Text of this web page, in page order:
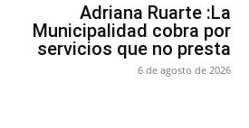
Adriana Ruarte :La
Municipalidad cobra por
servicios que no presta
6 de agosto de 2026